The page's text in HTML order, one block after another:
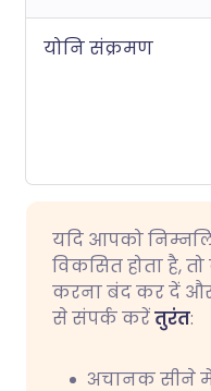
योनि संक्रमण
यदि आपको
विकसित होता है,
करना बंद कर दें
से संपर्क करेंतुरंत:
अचानक सीने में